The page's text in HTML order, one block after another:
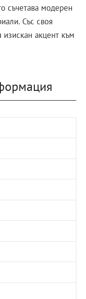
съчетава модерен
Със своя
акцент към